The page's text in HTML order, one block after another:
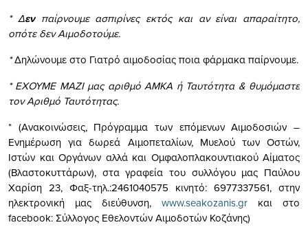
* Δενπαίρνουμε ασπιρίνες εκτός και αν είναι απαραίτητο,
οπότε δεν Αιμοδοτούμε.
*Δηλώνουμε στο Γιατρό αιμοδοσίας ποια φάρμακα παίρνουμε.
* ΕΧΟΥΜΕ ΜΑΖΙ μας αριθμό ΑΜΚΑ ή Ταυτότητα & θυμόμαστε
τον Αριθμό Ταυτότητας.
* (Ανακοινώσεις, Πρόγραμμα των επόμενων Αιμοδοσιών –
Ενημέρωση για δωρεά Αιμοπεταλίων, Μυελού των Οστών,
Ιστών και Οργάνων αλλά και Ομφαλοπλακουντιακού Αίματος
(Βλαστοκυττάρων), στα γραφεία του συλλόγου μας Παύλου
Χαρίση 23, Φαξ-τηλ.:2461040575 κινητό: 6977337561, στην
ηλεκτρονική μας διεύθυνση, www.seakozanis.gr και στο
facebook: Σύλλογος Εθελοντών Αιμοδοτών Κοζάνης)